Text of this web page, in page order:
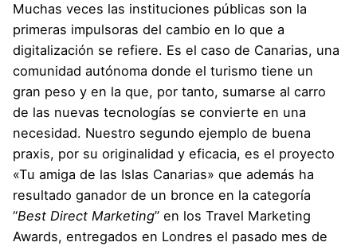
Muchas veces las instituciones públicas son la
primeras impulsoras del cambio en lo que a
digitalización se refiere. Es el caso de Canarias, una
comunidad autónoma donde el turismo tiene un
gran peso y en la que, por tanto, sumarse al carro
de las nuevas tecnologías se convierte en una
necesidad. Nuestro segundo ejemplo de buena
praxis, por su originalidad y eficacia, es el proyecto
«Tu amiga de las Islas Canarias» que además ha
resultado ganador de un bronce en la categoría
“Best Direct Marketing” en los Travel Marketing
Awards, entregados en Londres el pasado mes de